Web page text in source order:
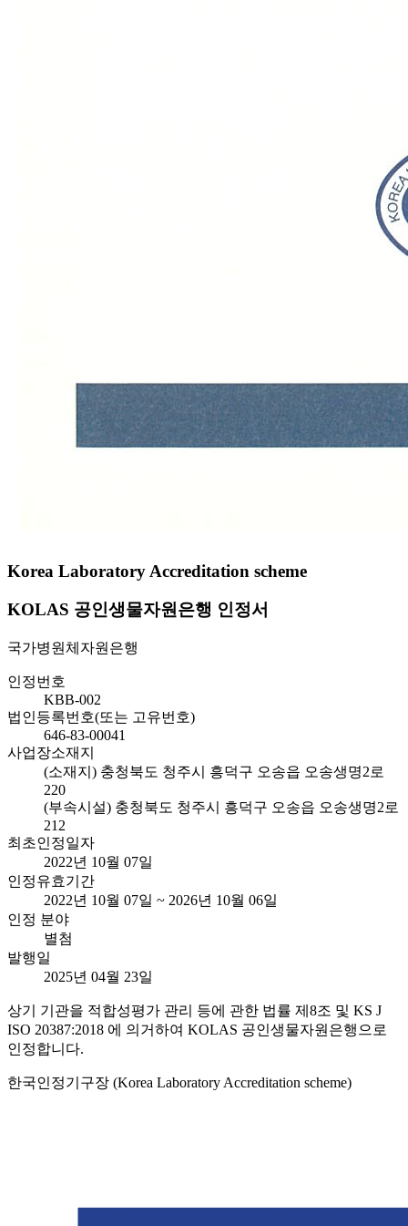
Korea Laboratory Accreditation scheme
KOLAS 공인생물자원은행 인정서
국가병원체자원은행
인정번호
KBB-002
법인등록번호(또는 고유번호)
646-83-00041
사업장소재지
(소재지) 충청북도 청주시 흥덕구 오송읍 오송생명2로
220
(부속시설) 충청북도 청주시 흥덕구 오송읍 오송생명2로
212
최초인정일자
2022년 10월 07일
인정유효기간
2022년 10월 07일 ~ 2026년 10월 06일
인정 분야
별첨
발행일
2025년 04월 23일
상기 기관을 적합성평가 관리 등에 관한 법률 제8조 및 KS J
ISO 20387:2018 에 의거하여 KOLAS 공인생물자원은행으로
인정합니다.
한국인정기구장 (Korea Laboratory Accreditation scheme)